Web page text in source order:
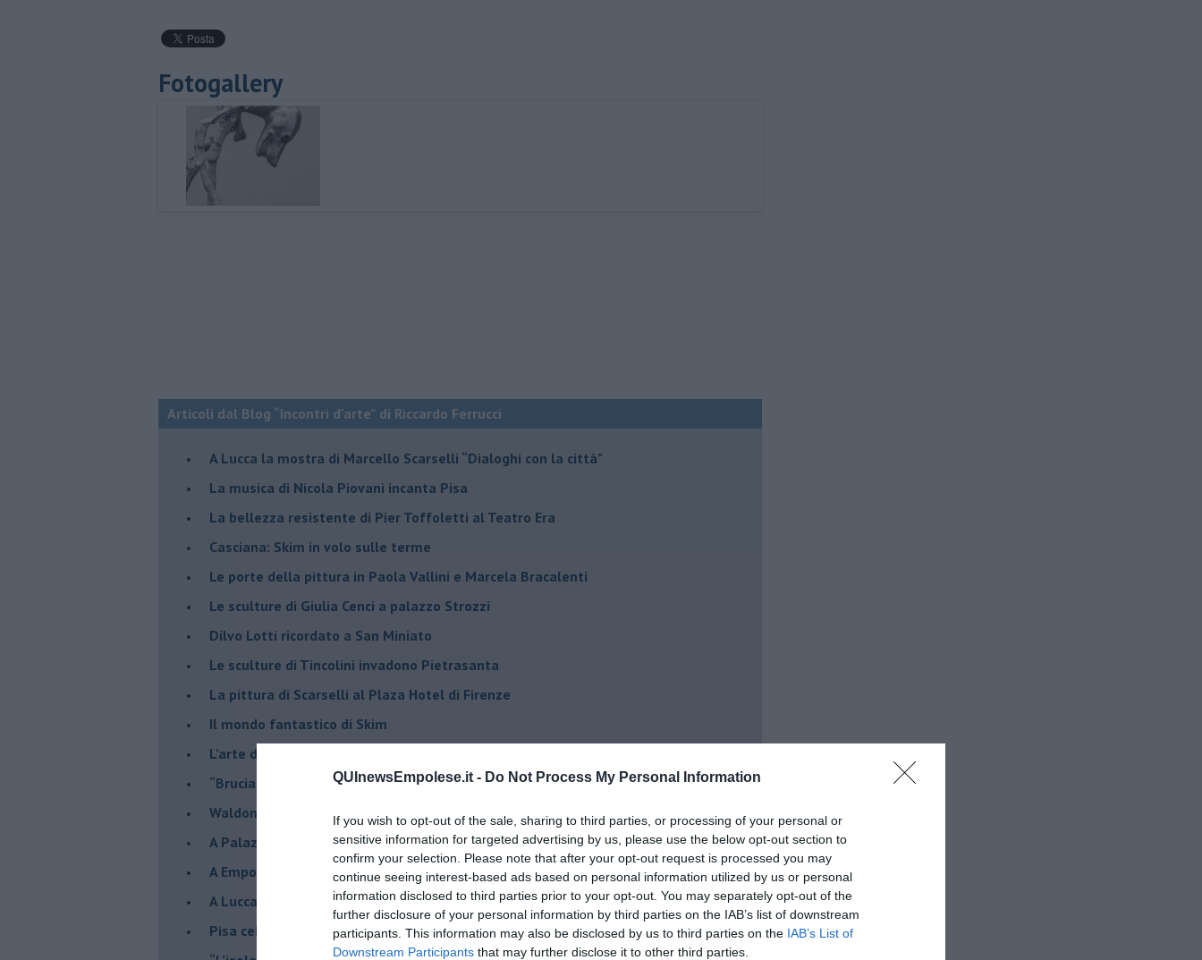
QUInewsEmpolese.it - Do Not Process My Personal Information
If you wish to opt-out of the sale, sharing to third parties, or processing of your personal or
sensitive information for targeted advertising by us, please use the below opt-out section to
confirm your selection. Please note that after your opt-out request is processed you may
continue seeing interest-based ads based on personal information utilized by us or personal
information disclosed to third parties prior to your opt-out. You may separately opt-out of the
further disclosure of your personal information by third parties on the IAB’s list of downstream
participants. This information may also be disclosed by us to third parties on the IAB’s List of
Downstream Participants that may further disclose it to other third parties.
Fotogallery
Articoli dal Blog “Incontri d'arte” di Riccardo Ferrucci
A Lucca la mostra di Marcello Scarselli “Dialoghi con la città"
​La musica di Nicola Piovani incanta Pisa
​La bellezza resistente di Pier Toffoletti al Teatro Era
​Casciana: Skim in volo sulle terme
​Le porte della pittura in Paola Vallini e Marcela Bracalenti
​Le sculture di Giulia Cenci a palazzo Strozzi
​Dilvo Lotti ricordato a San Miniato
​Le sculture di Tincolini invadono Pietrasanta
La pittura di Scarselli al Plaza Hotel di Firenze
​Il mondo fantastico di Skim
​L’arte di Anselm Kiefer a Palazzo Strozzi
​“Bruciare illusioni”: l’arte di Elisa Zadi
​Waldon e Olio in mostra a San Miniato
​A Palazzo Strozzi l’incanto dell’arte di Kapoor
​A Empoli l’annunciazione di Andrea Meini
A Lucca l’opera di Panichi, una vibrante emozione
Pisa celebra Italo Calvino alla SMS Biblio